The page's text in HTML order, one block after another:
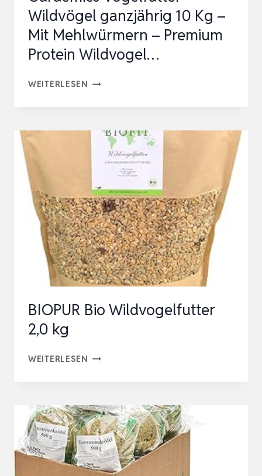
Wildvögel ganzjährig 10 Kg –
Mit Mehlwürmern – Premium
Protein Wildvogel…
WEITERLESEN GARDEMICS
GANZJÄHRIG
–
MIT
MEHLWÜRMERN
–
PREMIUM
PROTEIN
BIOPUR Bio Wildvogelfutter
2,0 kg
WEITERLESEN BIOPUR
2,0
KG